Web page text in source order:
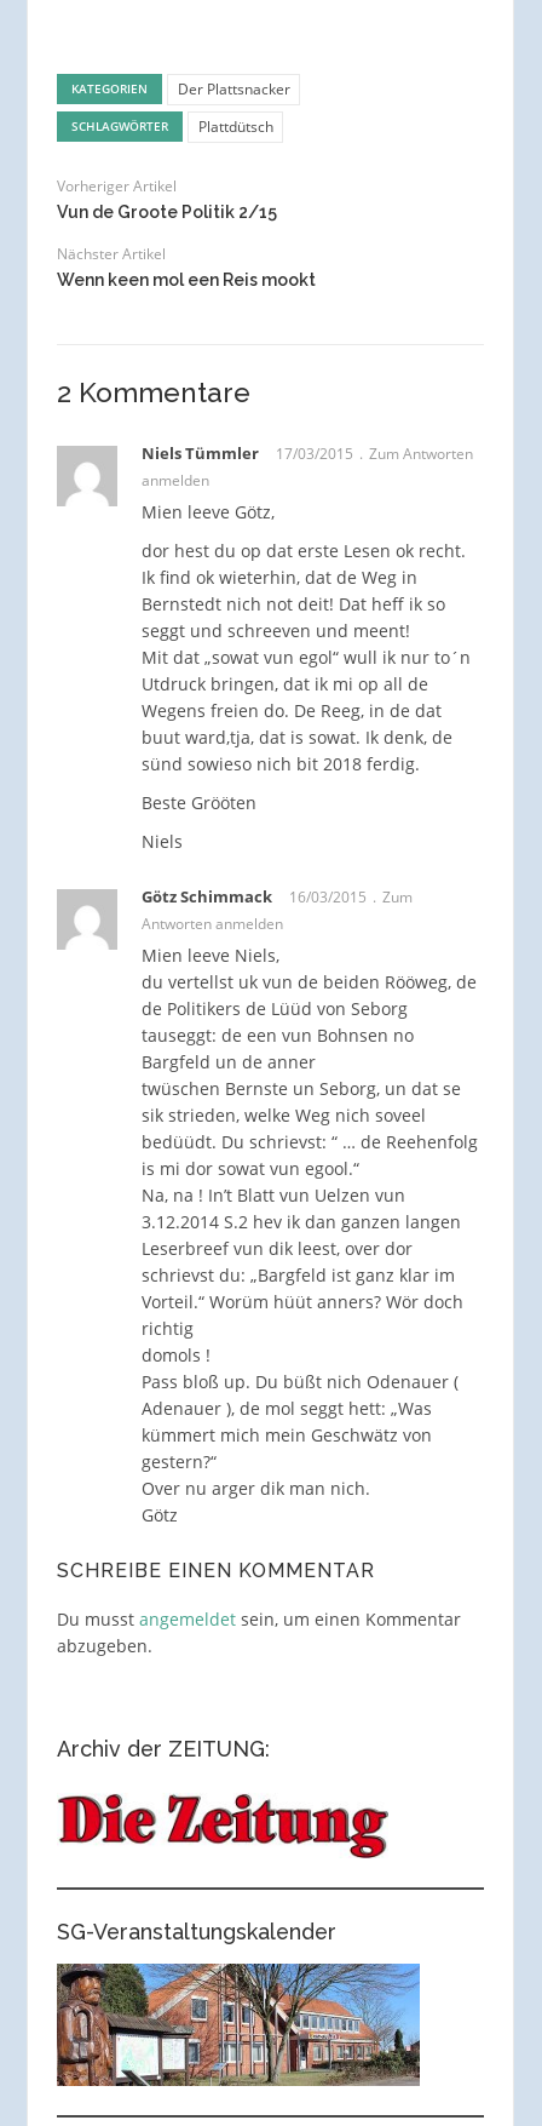
KATEGORIEN Der Plattsnacker
SCHLAGWÖRTER Plattdütsch
Vorheriger Artikel
Vun de Groote Politik 2/15
Nächster Artikel
Wenn keen mol een Reis mookt
2 Kommentare
Niels Tümmler 17/03/2015
Zum Antworten
anmelden
Mien leeve Götz,
dor hest du op dat erste Lesen ok recht.
Ik find ok wieterhin, dat de Weg in
Bernstedt nich not deit! Dat heff ik so
seggt und schreeven und meent!
Mit dat „sowat vun egol“ wull ik nur to´n
Utdruck bringen, dat ik mi op all de
Wegens freien do. De Reeg, in de dat
buut ward,tja, dat is sowat. Ik denk, de
sünd sowieso nich bit 2018 ferdig.
Beste Grööten
Niels
Götz Schimmack 16/03/2015
Zum
Antworten anmelden
Mien leeve Niels,
du vertellst uk vun de beiden Rööweg, de
de Politikers de Lüüd von Seborg
tauseggt: de een vun Bohnsen no
Bargfeld un de anner
twüschen Bernste un Seborg, un dat se
sik strieden, welke Weg nich soveel
bedüüdt. Du schrievst: “ … de Reehenfolg
is mi dor sowat vun egool.“
Na, na ! In’t Blatt vun Uelzen vun
3.12.2014 S.2 hev ik dan ganzen langen
Leserbreef vun dik leest, over dor
schrievst du: „Bargfeld ist ganz klar im
Vorteil.“ Worüm hüüt anners? Wör doch
richtig
domols !
Pass bloß up. Du büßt nich Odenauer (
Adenauer ), de mol seggt hett: „Was
kümmert mich mein Geschwätz von
gestern?“
Over nu arger dik man nich.
Götz
SCHREIBE EINEN KOMMENTAR
Du musst angemeldetsein, um einen Kommentar
abzugeben.
Archiv der ZEITUNG:
SG-Veranstaltungskalender